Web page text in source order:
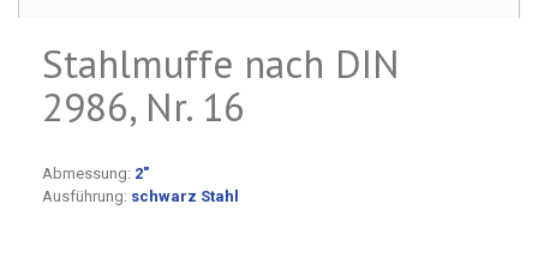
Stahlmuffe nach DIN
2986, Nr. 16
Abmessung: 2"
Ausführung: schwarz Stahl